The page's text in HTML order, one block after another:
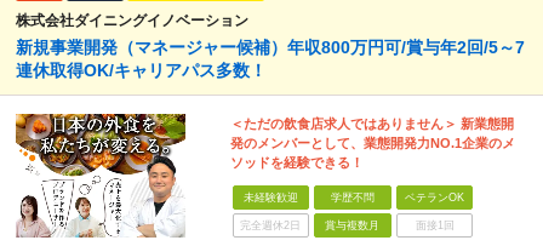
株式会社ダイニングイノベーション
新規事業開発（マネージャー候補）年収800万円可/賞与年2回/5～7
連休取得OK/キャリアパス多数！
＜ただの飲食店求人ではありません＞ 新業態開
発のメンバーとして、業態開発力NO.1企業のメ
ソッドを経験できる！
未経験歓迎 学歴不問 ベテランOK
完全週休2日 賞与複数月 面接1回